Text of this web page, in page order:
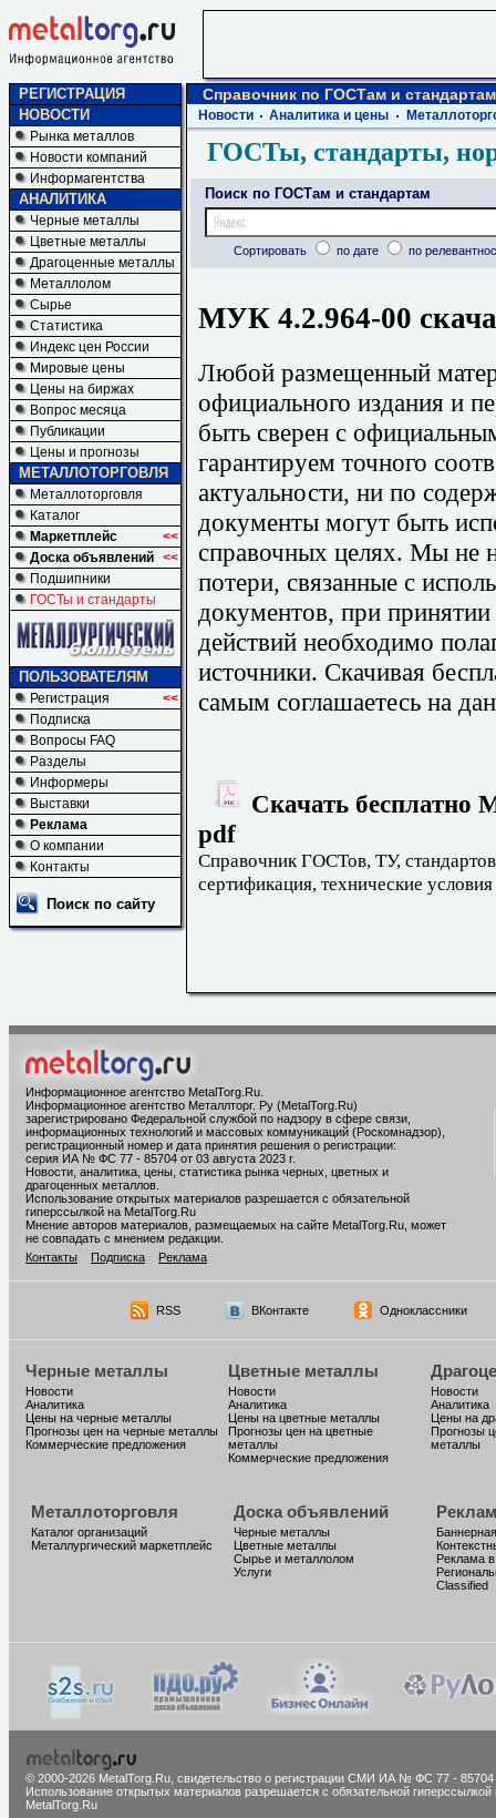
РЕГИСТРАЦИЯ
НОВОСТИ
Рынка металлов
Новости компаний
Информагентства
АНАЛИТИКА
Черные металлы
Цветные металлы
Драгоценные металлы
Металлолом
Сырье
Статистика
Индекс цен России
Мировые цены
Цены на биржах
Вопрос месяца
Публикации
Цены и прогнозы
МЕТАЛЛОТОРГОВЛЯ
Металлоторговля
Каталог
Маркетплейс
<<
Доска объявлений <<
Подшипники
ГОСТы и стандарты
ПОЛЬЗОВАТЕЛЯМ
Регистрация
<<
Подписка
Вопросы FAQ
Разделы
Информеры
Выставки
Реклама
О компании
Контакты
Поиск по сайту
Справочник по ГОСТам и стандартам
Новости Аналитика и цены
ГОСТы, стандарты,
Поиск по ГОСТам и стандартам
Сортировать по дате по
МУК 4.2.964-00
Любой размещенный
официального издания и
быть сверен с
гарантируем точного
актуальности, ни по
документы могут быть
справочных целях. Мы не
потери, связанные с
документов, при
действий необходимо
источники. Скачивая
самым соглашаетесь на
Скачать бесплатно
pdf
Справочник ГОСТов, ТУ,
сертификация, технические условия
Информационное агентство MetalTorg.Ru
Информационное агентство Металлторг. Ру (MetalTorg.Ru)
зарегистрировано Федеральной службой по надзору в сфере связи,
информационных технологий и массовых коммуникаций (Роскомнадзор),
регистрационный номер и дата принятия решения о регистрации:
серия ИА № ФС 77 - 85704 от 03 августа 2023 г.
Новости, аналитика, цены, статистика рынка черных, цветных и
драгоценных металлов.
Использование открытых материалов разрешается с обязательной
гиперссылкой на MetalTorg.Ru
Мнение авторов материалов, размещаемых на сайте MetalTorg.Ru, может
не совпадать с мнением редакции.
Контакты
Подписка Реклама
RSS ВКонтакте Одноклассники
Черные металлы
Новости
Аналитика
Цены на черные металлы
Прогнозы цен на черные металлы
Коммерческие предложения
Цветные металлы
Новости
Аналитика
Цены на цветные металлы
Прогнозы цен на цветные
металлы
Коммерческие предложения
Новости
Аналитика
Цены на
Прогнозы
металлы
Металлоторговля
Каталог организаций
Металлургический маркетплейс
Доска объявлений
Черные металлы
Цветные металлы
Сырье и металлолом
Услуги
Реклама
Classified
© 2000-2026 MetalTorg.Ru, cвидетельство о регистрации СМИ ИА № ФС 77 - 85704
Использование открытых материалов разрешается с обязательной гиперссылкой
MetalTorg.Ru